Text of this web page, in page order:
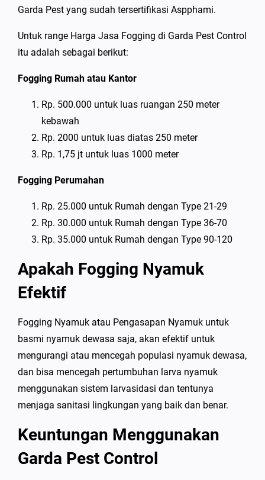
Garda Pest yang sudah tersertifikasi Aspphami.
Untuk range Harga Jasa Fogging di Garda Pest Control
itu adalah sebagai berikut:
Fogging Rumah atau Kantor
Rp. 500.000 untuk luas ruangan 250 meter
kebawah
Rp. 2000 untuk luas diatas 250 meter
Rp. 1,75 jt untuk luas 1000 meter
Fogging Perumahan
Rp. 25.000 untuk Rumah dengan Type 21-29
Rp. 30.000 untuk Rumah dengan Type 36-70
Rp. 35.000 untuk Rumah dengan Type 90-120
Apakah Fogging Nyamuk
Efektif
Fogging Nyamuk atau Pengasapan Nyamuk untuk
basmi nyamuk dewasa saja, akan efektif untuk
mengurangi atau mencegah populasi nyamuk dewasa,
dan bisa mencegah pertumbuhan larva nyamuk
menggunakan sistem larvasidasi dan tentunya
menjaga sanitasi lingkungan yang baik dan benar.
Keuntungan Menggunakan
Garda Pest Control